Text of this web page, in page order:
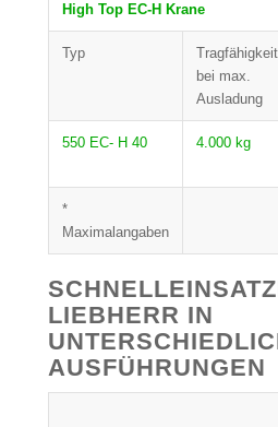
High Top EC-H Krane
Typ
Tragfähigkeit
bei max.
Ausladung
550 EC- H 40 4.000 kg
*
Maximalangaben
LIEBHERR IN
AUSFÜHRUNGEN